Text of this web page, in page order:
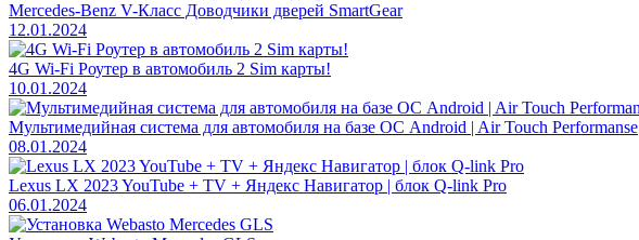
Mercedes-Benz V-Класс Доводчики дверей SmartGear
12.01.2024
4G Wi-Fi Роутер в автомобиль 2 Sim карты!
10.01.2024
Мультимедийная система для автомобиля на базе ОС Android | Air Touch Performanse
08.01.2024
Lexus LX 2023 YouTube + TV + Яндекс Навигатор | блок Q-link Pro
06.01.2024